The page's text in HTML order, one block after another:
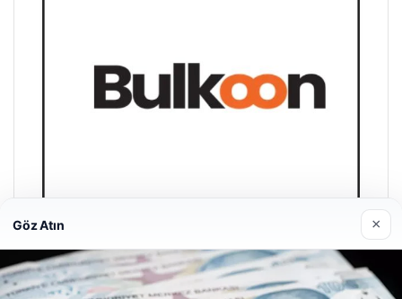
Magusa Night Club
Göz Atın ×